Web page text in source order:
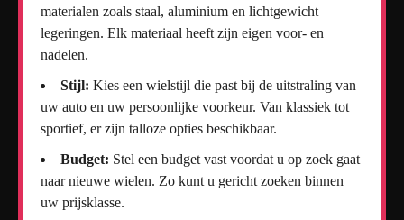
materialen zoals staal, aluminium en lichtgewicht
legeringen. Elk materiaal heeft zijn eigen voor- en
nadelen.
Stijl: Kies een wielstijl die past bij de uitstraling van
uw auto en uw persoonlijke voorkeur. Van klassiek tot
sportief, er zijn talloze opties beschikbaar.
Budget: Stel een budget vast voordat u op zoek gaat
naar nieuwe wielen. Zo kunt u gericht zoeken binnen
uw prijsklasse.